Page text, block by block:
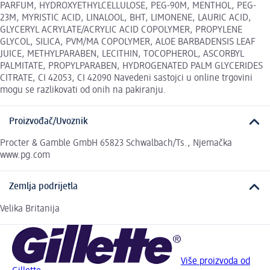
PARFUM, HYDROXYETHYLCELLULOSE, PEG-90M, MENTHOL, PEG-
23M, MYRISTIC ACID, LINALOOL, BHT, LIMONENE, LAURIC ACID,
GLYCERYL ACRYLATE/ACRYLIC ACID COPOLYMER, PROPYLENE
GLYCOL, SILICA, PVM/MA COPOLYMER, ALOE BARBADENSIS LEAF
JUICE, METHYLPARABEN, LECITHIN, TOCOPHEROL, ASCORBYL
PALMITATE, PROPYLPARABEN, HYDROGENATED PALM GLYCERIDES
CITRATE, CI 42053, CI 42090 Navedeni sastojci u online trgovini
mogu se razlikovati od onih na pakiranju.
Proizvođač/Uvoznik
Procter & Gamble GmbH 65823 Schwalbach/Ts., Njemačka
www.pg.com
Zemlja podrijetla
Velika Britanija
Više proizvoda od